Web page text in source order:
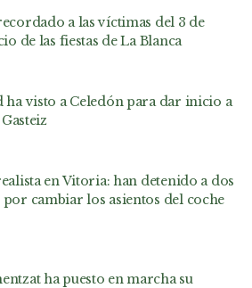
a las víctimas del 3 de
de las fiestas de La Blanca
ha visto a Celedón para dar inicio a
en Vitoria: han detenido a dos
cambiar los asientos del coche
ha puesto en marcha su